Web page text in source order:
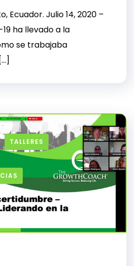
Ecuador. Julio 14, 2020 –
ha llevado a la
se trabajaba
TALLERES